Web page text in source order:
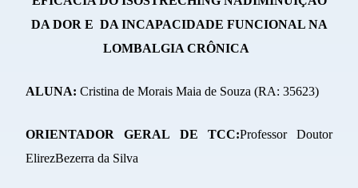
DA DOR E DA INCAPACIDADE FUNCIONAL NA
LOMBALGIA CRÔNICA
ALUNA: Cristina de Morais Maia de Souza (RA: 35623)
ORIENTADOR GERAL DE TCC:Professor Doutor
ElirezBezerra da Silva